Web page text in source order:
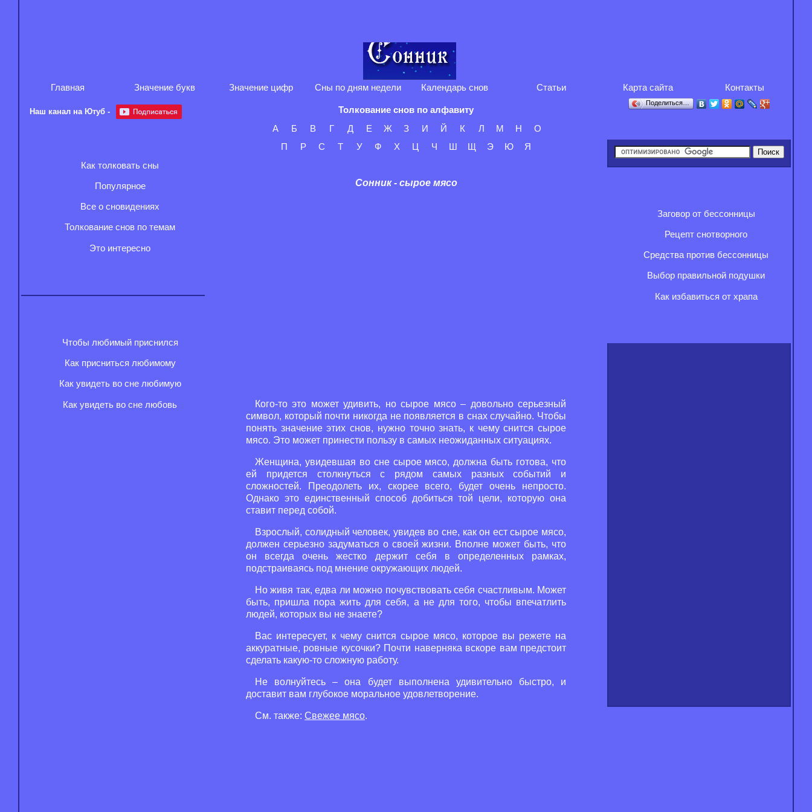
Главная Значение букв Значение цифр Сны по дням недели Календарь снов Статьи Карта сайта Контакты
Наш канал на Ютуб -
Как толковать сны
Популярное
Все о сновидениях
Толкование снов по темам
Это интересно
Чтобы любимый приснился
Как присниться любимому
Как увидеть во сне любимую
Как увидеть во сне любовь
Толкование снов по алфавиту
А
Б В Г Д Е Ж З И Й К Л М Н
О
П
Р С Т У Ф Х Ц Ч Ш Щ Э Ю Я
Сонник - сырое мясо
Кого-то это может удивить, но сырое мясо – довольно серьезный
символ, который почти никогда не появляется в снах случайно. Чтобы
понять значение этих снов, нужно точно знать, к чему снится сырое
мясо. Это может принести пользу в самых неожиданных ситуациях.
Женщина, увидевшая во сне сырое мясо, должна быть готова, что
ей придется столкнуться с рядом самых разных событий и
сложностей. Преодолеть их, скорее всего, будет очень непросто.
Однако это единственный способ добиться той цели, которую она
ставит перед собой.
Взрослый, солидный человек, увидев во сне, как он ест сырое мясо,
должен серьезно задуматься о своей жизни. Вполне может быть, что
он всегда очень жестко держит себя в определенных рамках,
подстраиваясь под мнение окружающих людей.
Но живя так, едва ли можно почувствовать себя счастливым. Может
быть, пришла пора жить для себя, а не для того, чтобы впечатлить
людей, которых вы не знаете?
Вас интересует, к чему снится сырое мясо, которое вы режете на
аккуратные, ровные кусочки? Почти наверняка вскоре вам предстоит
сделать какую-то сложную работу.
Не волнуйтесь – она будет выполнена удивительно быстро, и
доставит вам глубокое моральное удовлетворение.
См. также: Свежее мясо.
Поделиться…
Заговор от бессонницы
Рецепт снотворного
Средства против бессонницы
Выбор правильной подушки
Как избавиться от храпа